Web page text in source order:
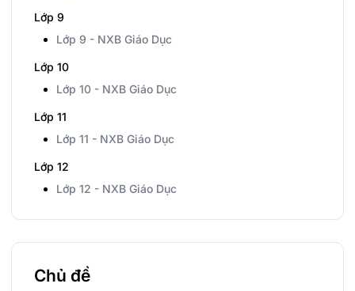
Lớp 9
Lớp 9 - NXB Giáo Dục
Lớp 10
Lớp 10 - NXB Giáo Dục
Lớp 11
Lớp 11 - NXB Giáo Dục
Lớp 12
Lớp 12 - NXB Giáo Dục
Chủ đề